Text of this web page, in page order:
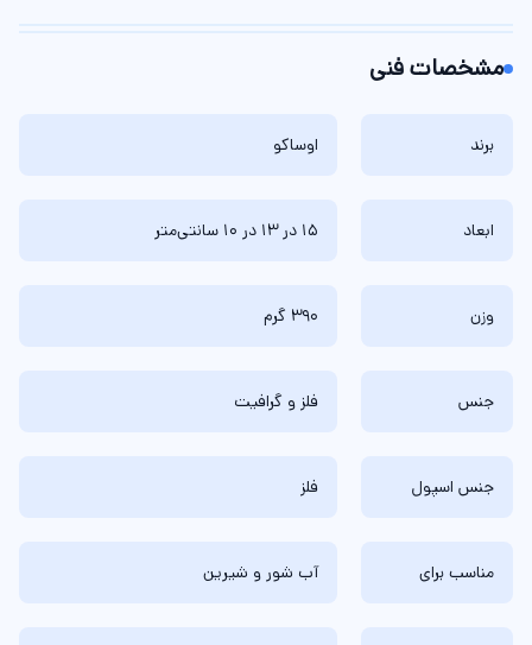
مشخصات فنی
برند اوساکو
ابعاد 15 در 13 در 10 سانتی‌متر
وزن 390 گرم
جنس فلز و گرافیت
جنس اسپول فلز
مناسب برای آب شور و شیرین